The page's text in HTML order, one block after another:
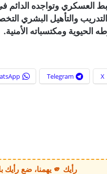
العسكري وتواجده
التدريب والتأهيل البشري
الحيوية ومكتسباته الأمنية.
X
Telegram
رأيك 🫵 يهمنا، ضع رأيك بالخبر أو الموقع بكل وضوح وصراحة!